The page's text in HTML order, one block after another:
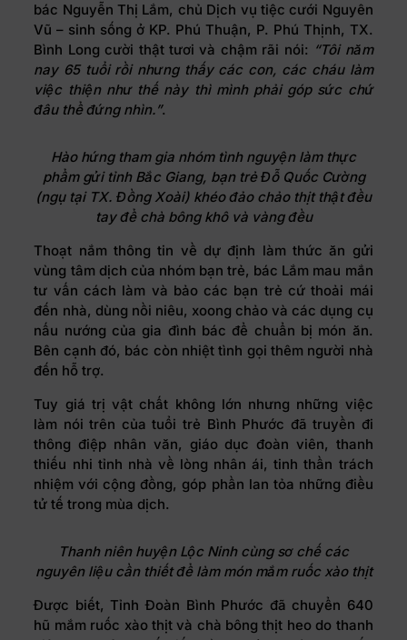
bác Nguyễn Thị Lắm, chủ Dịch vụ tiệc cưới Nguyên
Vũ – sinh sống ở KP. Phú Thuận, P. Phú Thịnh, TX.
Bình Long cười thật tươi và chậm rãi nói: “Tôi năm
nay 65 tuổi rồi nhưng thấy các con, các cháu làm
việc thiện như thế này thì mình phải góp sức chứ
đâu thể đứng nhìn.”.
Hào hứng tham gia nhóm tình nguyện làm thực
phẩm gửi tỉnh Bắc Giang, bạn trẻ Đỗ Quốc Cường
(ngụ tại TX. Đồng Xoài) khéo đảo chảo thịt thật đều
tay để chà bông khô và vàng đều
Thoạt nắm thông tin về dự định làm thức ăn gửi
vùng tâm dịch của nhóm bạn trẻ, bác Lắm mau mắn
tư vấn cách làm và bảo các bạn trẻ cứ thoải mái
đến nhà, dùng nồi niêu, xoong chảo và các dụng cụ
nấu nướng của gia đình bác để chuẩn bị món ăn.
Bên cạnh đó, bác còn nhiệt tình gọi thêm người nhà
đến hỗ trợ.
Tuy giá trị vật chất không lớn nhưng những việc
làm nói trên của tuổi trẻ Bình Phước đã truyền đi
thông điệp nhân văn, giáo dục đoàn viên, thanh
thiếu nhi tỉnh nhà về lòng nhân ái, tinh thần trách
nhiệm với cộng đồng, góp phần lan tỏa những điều
tử tế trong mùa dịch.
Thanh niên huyện Lộc Ninh cùng sơ chế các
nguyên liệu cần thiết để làm món mắm ruốc xào thịt
Được biết, Tỉnh Đoàn Bình Phước đã chuyển 640
hũ mắm ruốc xào thịt và chà bông thịt heo do thanh